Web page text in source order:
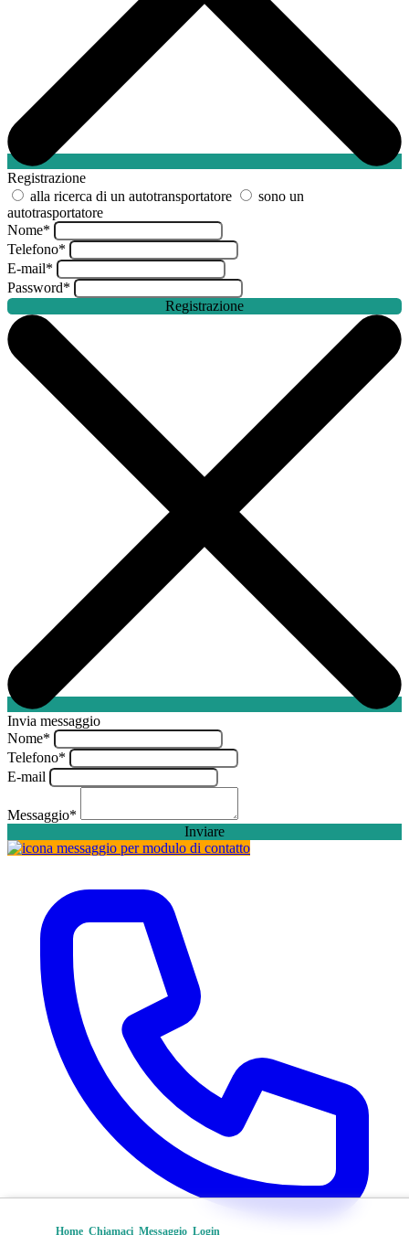
Registrazione
alla ricerca di un autotransportatore
sono un
autotrasportatore
Nome*
Telefono*
E-mail*
Password*
Registrazione
Invia messaggio
Nome*
Telefono*
E-mail
Messaggio*
Inviare
Home Chiamaci Messaggio Login